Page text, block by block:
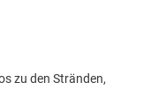
zu den Stränden,